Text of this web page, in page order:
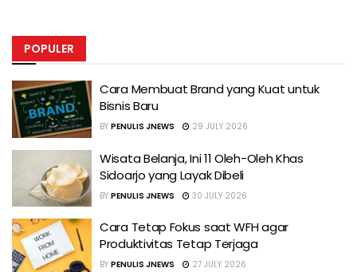
POPULER
Cara Membuat Brand yang Kuat untuk
Bisnis Baru
BY PENULIS JNEWS 29 JULY 2026
Wisata Belanja, Ini 11 Oleh-Oleh Khas
Sidoarjo yang Layak Dibeli
BY PENULIS JNEWS 30 JULY 2026
Cara Tetap Fokus saat WFH agar
Produktivitas Tetap Terjaga
BY PENULIS JNEWS 27 JULY 2026